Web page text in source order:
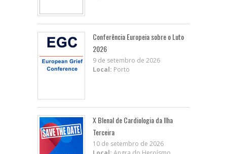
Conferência Europeia sobre o Luto
2026
9 de setembro de 2026
Local: Porto
X BIenal de Cardiologia da Ilha
Terceira
10 de setembro de 2026